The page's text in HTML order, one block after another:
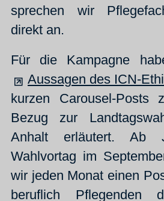
sprechen wir
direkt an.
Für die Kampagne
Aussagen des ICN-
kurzen Carousel-Posts
Bezug zur
Anhalt erläutert. Ab
Wahlvortag im
wir jeden Monat einen
beruflich Pflegenden